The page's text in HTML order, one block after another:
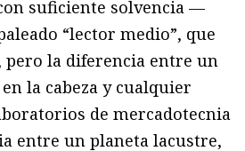
suficiente solvencia —
“lector medio”, que
la diferencia entre un
la cabeza y cualquier
de mercadotecnia
entre un planeta lacustre,